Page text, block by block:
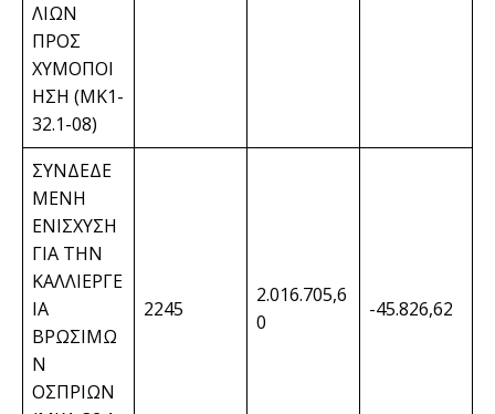
ΛΙΩΝ
ΠΡΟΣ
ΧΥΜΟΠΟΙ
ΗΣΗ (ΜΚ1-
32.1-08)
ΣΥΝΔΕΔΕ
ΜΕΝΗ
ΕΝΙΣΧΥΣΗ
ΓΙΑ ΤΗΝ
ΚΑΛΛΙΕΡΓΕ
ΙΑ
ΒΡΩΣΙΜΩ
Ν
ΟΣΠΡΙΩΝ
2245
2.016.705,6
0
-45.826,62